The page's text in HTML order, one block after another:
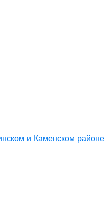
и Каменском районе